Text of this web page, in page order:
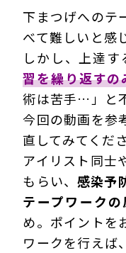
下まつげへのテ
べて難しいと感
しかし、上達
習を繰り返すの
術は苦手…」と
今回の動画を参
直してみてくだ
アイリスト同士
もらい、感染予
テープワーク
め。ポイントを
ワークを行えば